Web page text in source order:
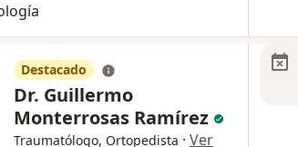
Destacado
Dr. Guillermo
Monterrosas Ramírez
Traumatólogo, Ortopedista · Ver